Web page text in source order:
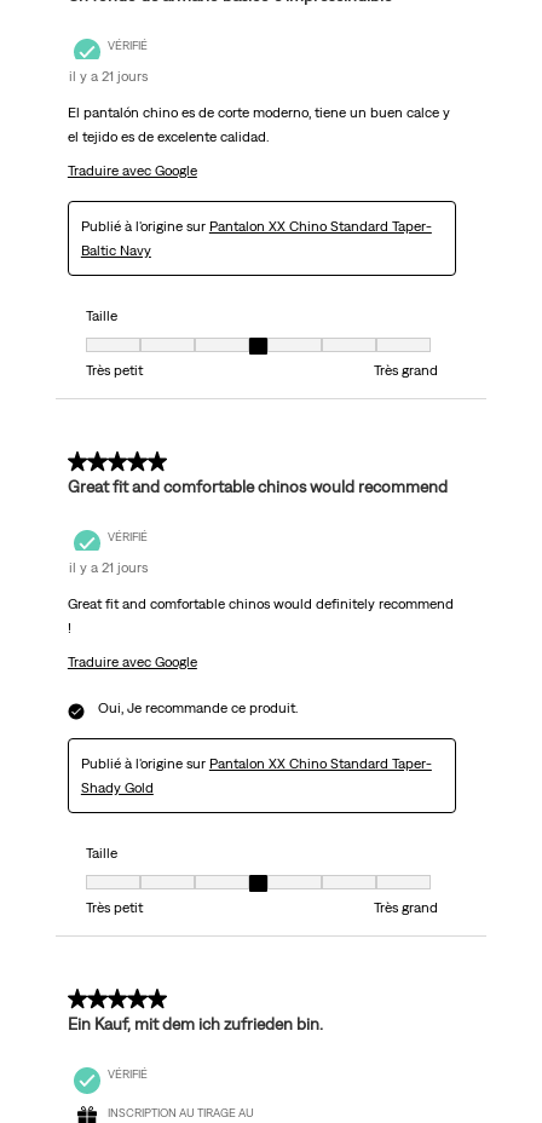
VÉRIFIÉ
il y a 21 jours
El pantalón chino es de corte moderno, tiene un buen calce y
el tejido es de excelente calidad.
Traduire avec Google
Publié à l'origine sur Pantalon XX Chino Standard Taper-
Baltic Navy
Taille
Taille, 4 sur 7, où 1 est égal à Très petit et 7 est égal à Très grand
Très petit
Très grand
5 sur 5 étoiles.
Great fit and comfortable chinos would recommend
VÉRIFIÉ
il y a 21 jours
Great fit and comfortable chinos would definitely recommend
!
Traduire avec Google
Oui, Je recommande ce produit.
Publié à l'origine sur Pantalon XX Chino Standard Taper-
Shady Gold
Taille
Taille, 4 sur 7, où 1 est égal à Très petit et 7 est égal à Très grand
Très petit
Très grand
5 sur 5 étoiles.
Ein Kauf, mit dem ich zufrieden bin.
VÉRIFIÉ
INSCRIPTION AU TIRAGE AU